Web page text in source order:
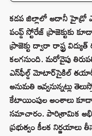
కడప జిల్లాలో అదానీ హైడ్రో
పంప్డ్ స్టోరేజ్
ప్రాజెక్టు ద్వారా రాష్ట్ర
కలగనుంది. మరోవైపు
ఎన్‌ఫీల్డ్ మోటార్‌సైకిల్ తయారీ
అనుమతి ఇవ్వనున్నట్లు
కేటాయింపుల అంశాలు
సమాచారం. పారిశ్రామిక
ప్రభుత్వం కీలక నిర్ణయాలు